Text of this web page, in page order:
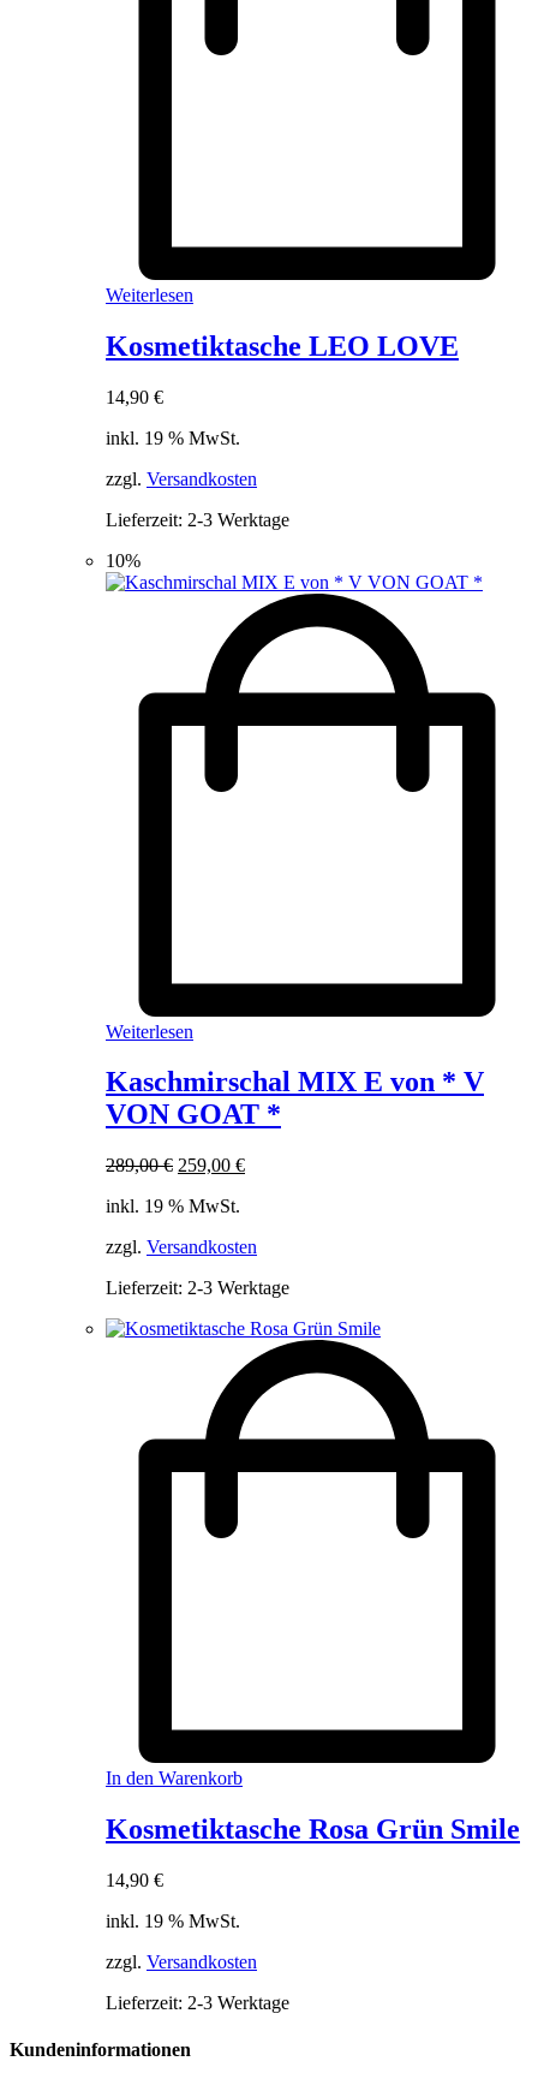
Weiterlesen
Kosmetiktasche LEO LOVE
14,90 €
inkl. 19 % MwSt.
zzgl. Versandkosten
Lieferzeit: 2-3 Werktage
10%
Weiterlesen
Kaschmirschal MIX E von * V
VON GOAT *
289,00€ Ursprünglicher
war:
259,00 €Aktueller
inkl. 19 % MwSt.
zzgl. Versandkosten
Lieferzeit: 2-3 Werktage
In den Warenkorb
Kosmetiktasche Rosa Grün Smile
14,90 €
inkl. 19 % MwSt.
zzgl. Versandkosten
Lieferzeit: 2-3 Werktage
Kundeninformationen